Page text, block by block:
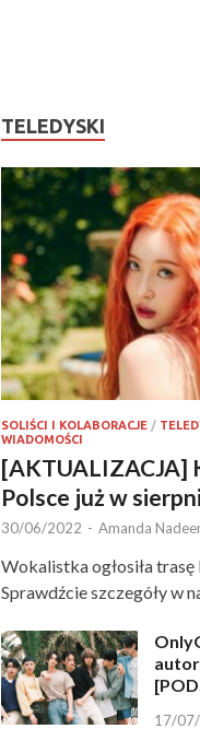
TELEDYSKI
SOLIŚCI I KOLABORACJE /
WIADOMOŚCI
[AKTUALIZACJA]
Polsce już w
30/06/2022 - Amanda
Wokalistka ogłosiła
Sprawdźcie szczegóły w
17/